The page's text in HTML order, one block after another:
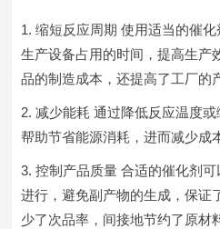
缩短反应周期 使用适当的催
生产设备占用的时间，提高生产
品的制造成本，还提高了工厂的
减少能耗 通过降低反应温度
帮助节省能源消耗，进而减少成
控制产品质量 合适的催化剂
进行，避免副产物的生成，保证
少了次品率，间接地节约了原材